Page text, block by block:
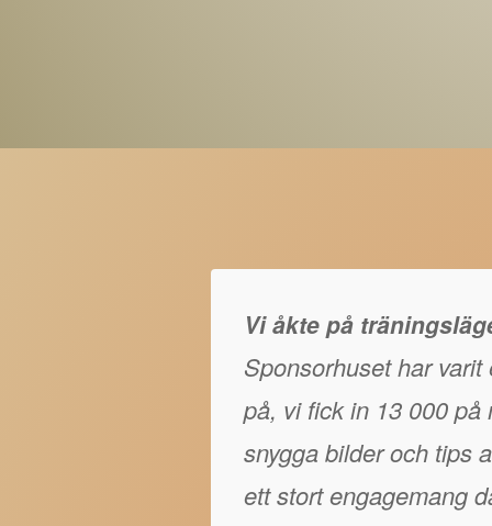
Vi åkte på
Sponsorhuset har
på, vi fick in 13 000 på
snygga bilder och tips
ett stort engagemang